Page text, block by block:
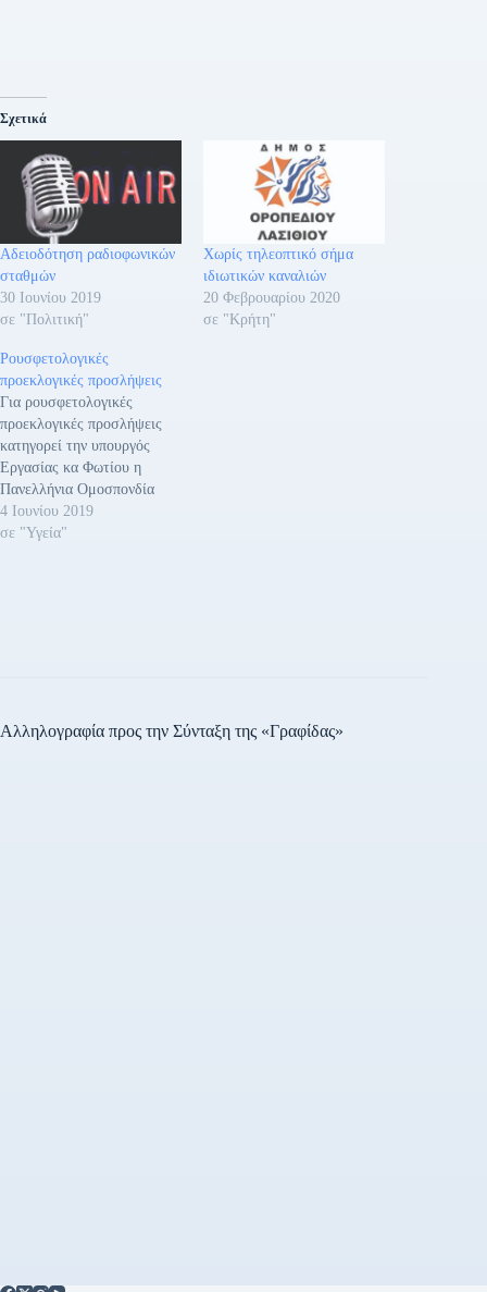
Σχετικά
Αδειοδότηση ραδιοφωνικών
σταθμών
30 Ιουνίου 2019
σε "Πολιτική"
Χωρίς τηλεοπτικό σήμα
ιδιωτικών καναλιών
20 Φεβρουαρίου 2020
σε "Κρήτη"
Ρουσφετολογικές
προεκλογικές προσλήψεις
Για ρουσφετολογικές
προεκλογικές προσλήψεις
κατηγορεί την υπουργός
Εργασίας κα Φωτίου η
Πανελλήνια Ομοσπονδία
Εργαζομένων Δημόσιων
Νοσοκομείων (ΠΟΕΔΗΝ).
εκλογές, για την πρόσληψη 8
4 Ιουνίου 2019
σε "Υγεία"
Αλληλογραφία προς την Σύνταξη της «Γραφίδας»